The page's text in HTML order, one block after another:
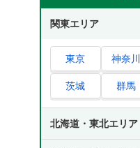
関東エリア
東京 神奈川
茨城 群馬
北海道・東北エリア